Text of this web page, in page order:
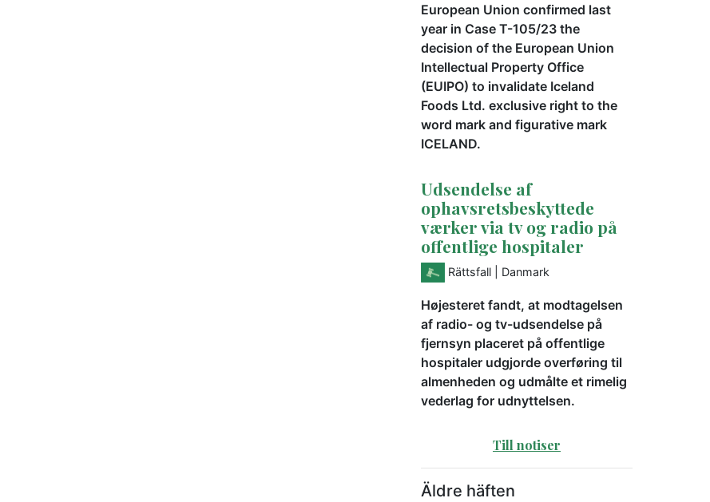
European Union confirmed last
year in Case T-105/23 the
decision of the European Union
Intellectual Property Office
(EUIPO) to invalidate Iceland
Foods Ltd. exclusive right to the
word mark and figurative mark
ICELAND.
Udsendelse af
ophavsretsbeskyttede
værker via tv og radio på
offentlige hospitaler
Rättsfall | Danmark
Højesteret fandt, at modtagelsen
af radio- og tv-udsendelse på
fjernsyn placeret på offentlige
hospitaler udgjorde overføring til
almenheden og udmålte et rimelig
vederlag for udnyttelsen.
Till notiser
Äldre häften